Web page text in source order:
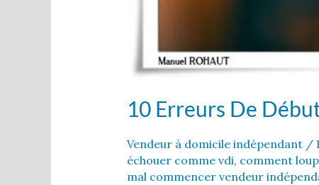
10 Erreurs De
Vendeur à domicile indépendant/
échouer comme vdi, comment
mal commencer vendeur